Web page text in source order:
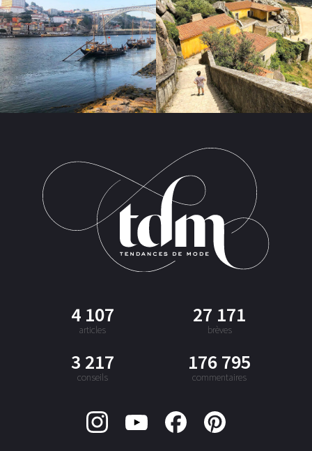
4 107
articles
27 171
brèves
3 217
conseils
176 795
commentaires